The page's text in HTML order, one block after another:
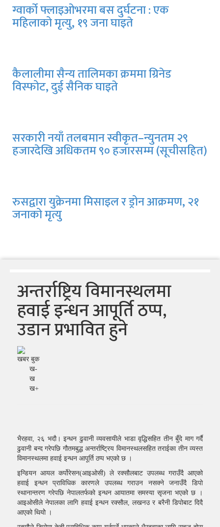
कार्यान्वयन हुन्छ : शेरधन राई
ग्वार्को फ्लाइओभरमा बस दुर्घटना : एक
महिलाको मृत्यु, १९ जना घाइते
कैलालीमा सैन्य तालिमका क्रममा ग्रिनेड
विस्फोट, दुई सैनिक घाइते
सरकारी नयाँ तलबमान स्वीकृत–न्युनतम २९
हजारदेखि अधिकतम ९० हजारसम्म (सूचीसहित)
रुसद्वारा युक्रेनमा मिसाइल र ड्रोन आक्रमण, २१
जनाको मृत्यु
अन्तर्राष्ट्रिय विमानस्थलमा
हवाई इन्धन आपूर्ति ठप्प,
उडान प्रभावित हुने
खबर बुक
ख-
ख
ख+
भैरहवा, २६ भदाै। इन्धन ढुवानी व्यवसायीले भाडा वृद्धिसहित तीन बुँदे माग गर्दै
ढुवानी बन्द गरेपछि गौतमबुद्ध अन्तर्राष्ट्रिय विमानस्थलसहित तराईका तीन व्यस्त
विमानस्थलमा हवाई इन्धन आपूर्ति ठप्प भएको छ ।
इन्डियन आयल कर्पोरेसन(आइओसी) ले रक्सौलबाट उपलब्ध गराउँदै आएको
हवाई इन्धन प्राविधिक कारणले उपलब्ध गराउन नसक्ने जनाउँदै डिपो
स्थानान्तरण गरेपछि नेपालतर्फको इन्धन आयातमा समस्या सृजना भएको छ ।
आइओसीले नेपालका लागि हवाई इन्धन रक्साैल, लखनउ र बरैनी डिपोबाट दिदै
आएको थियोे ।